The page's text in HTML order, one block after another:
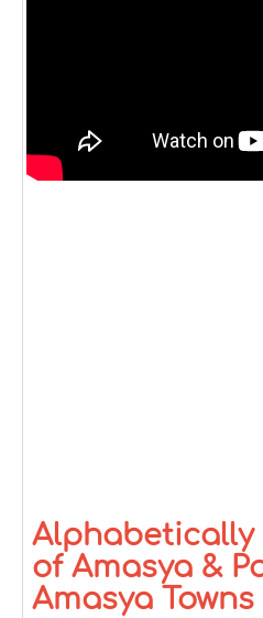
Alphabetically
of Amasya &
Amasya Towns